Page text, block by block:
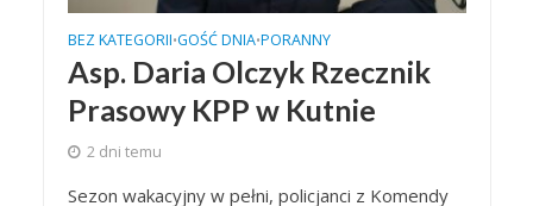
BEZ KATEGORII•GOŚĆ DNIA•PORANNY
Asp. Daria Olczyk Rzecznik
Prasowy KPP w Kutnie
2 dni temu
Sezon wakacyjny w pełni, policjanci z Komendy